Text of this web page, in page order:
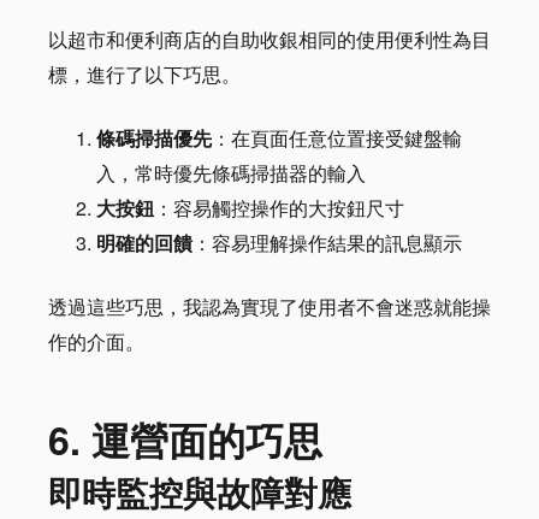
以超市和便利商店的自助收銀相同的使用便利性為目
標，進行了以下巧思。
條碼掃描優先：在頁面任意位置接受鍵盤輸
入，常時優先條碼掃描器的輸入
大按鈕 ：容易觸控操作的大按鈕尺寸
明確的回饋：容易理解操作結果的訊息顯示
透過這些巧思，我認為實現了使用者不會迷惑就能操
作的介面。
6. 運營面的巧思
即時監控與故障對應